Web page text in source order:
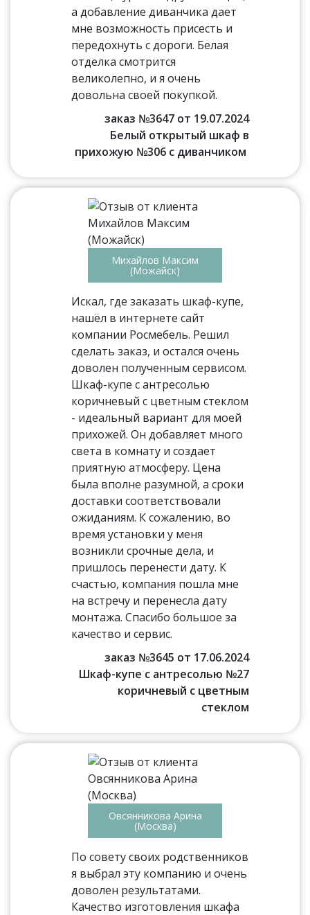
а добавление диванчика дает
мне возможность присесть и
передохнуть с дороги. Белая
отделка смотрится
великолепно, и я очень
довольна своей покупкой.
заказ №3647 от 19.07.2024
Белый открытый шкаф в
прихожую №306 с диванчиком
Михайлов Максим
(Можайск)
Искал, где заказать шкаф-купе,
нашёл в интернете сайт
компании Росмебель. Решил
сделать заказ, и остался очень
доволен полученным сервисом.
Шкаф-купе с антресолью
коричневый с цветным стеклом
- идеальный вариант для моей
прихожей. Он добавляет много
света в комнату и создает
приятную атмосферу. Цена
была вполне разумной, а сроки
доставки соответствовали
ожиданиям. К сожалению, во
время установки у меня
возникли срочные дела, и
пришлось перенести дату. К
счастью, компания пошла мне
на встречу и перенесла дату
монтажа. Спасибо большое за
качество и сервис.
заказ №3645 от 17.06.2024
Шкаф-купе с антресолью №27
коричневый с цветным
стеклом
Овсянникова Арина
(Москва)
По совету своих родственников
я выбрал эту компанию и очень
доволен результатами.
Качество изготовления шкафа